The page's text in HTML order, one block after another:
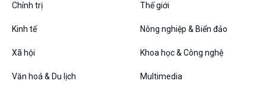
Chính trị Thế giới
Kinh tế Nông nghiệp & Biển đảo
Xã hội Khoa học & Công nghệ
Văn hoá & Du lịch Multimedia